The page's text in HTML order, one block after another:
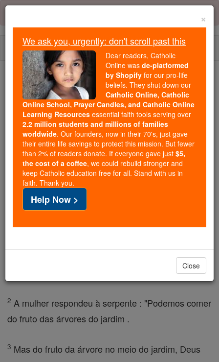
Skip
content
Trending:
Daily Reading for Thursday, October ...
Today's Reading The Mysteries of the Rosary
Gênesis - Capítulo 3
Gênesis ⌄ Chapter 3 ⌄
Agora, a serpente era o mais sutil de todos os
animais selvagens que o Senhor Deus tinha feito.
disse que era para não comer de qualquer uma das
2 A mulher respondeu à serpente : "Podemos comer
do fruto das árvores do jardim .
3 Mas do fruto da árvore no meio do jardim, Deus
×
We ask you, urgently: don't scroll past this
Dear readers, Catholic
Online was de-platformed
by Shopify for our pro-life
beliefs. They shut down our
Catholic Online, Catholic
Online School, Prayer Candles, and Catholic Online
Learning Resources essential faith tools serving over
2.2 million students and millions of families
worldwide. Our founders, now in their 70's, just gave
their entire life savings to protect this mission. But fewer
than 2% of readers donate. If everyone gave just $5,
the cost of a coffee, we could rebuild stronger and
keep Catholic education free for all. Stand with us in
faith. Thank you.
Help Now >
Close